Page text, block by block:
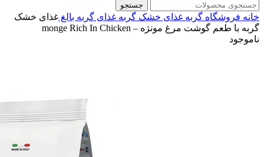
جستجو
خانه فروشگاه گربه غذای خشک گربه غذای گربه بالغ غذای خشک
گربه با طعم گوشت مرغ مونژه – monge Rich In Chicken
ناموجود